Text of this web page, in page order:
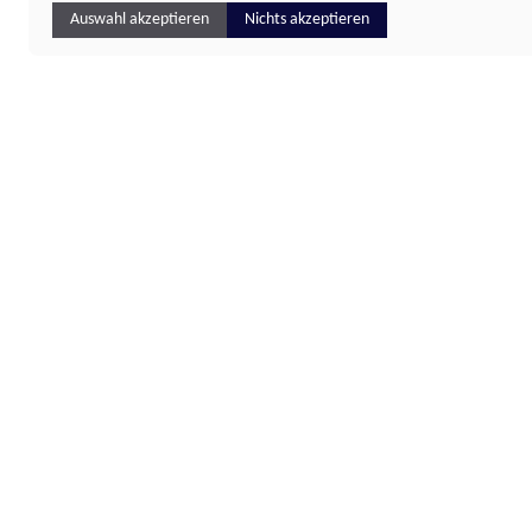
Auswahl akzeptieren Nichts akzeptieren